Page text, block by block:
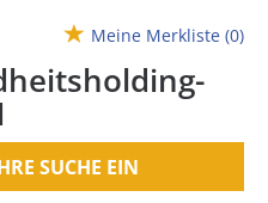
Meine Merkliste (0)
SUCHE EIN